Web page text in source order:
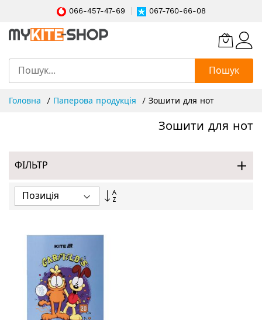
066-457-47-69 067-760-66-08
Пошук
Головна Паперова продукція Зошити для нот
Зошити для нот
ФІЛЬТР
Сортувати